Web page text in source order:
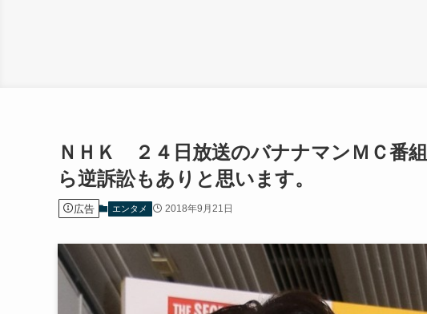
ＮＨＫ ２４日放送のバナナマンＭＣ番
ら逆訴訟もありと思います。
広告 エンタメ 2018年9月21日